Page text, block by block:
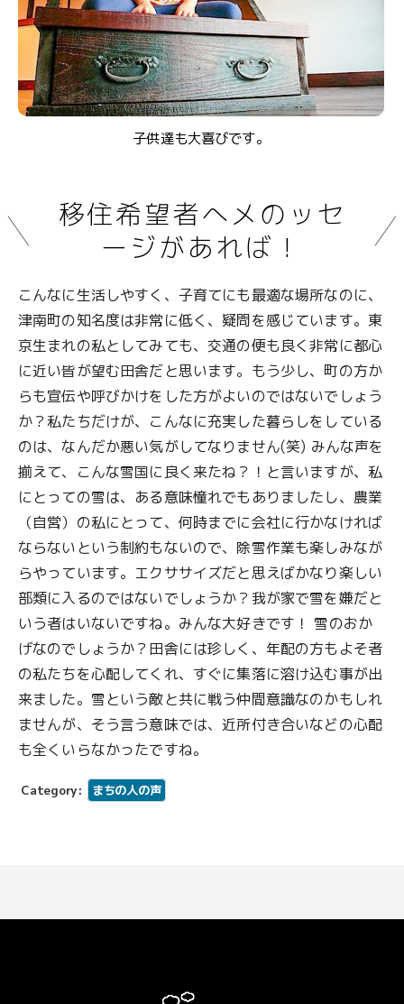
子供達も大喜びです。
移住希望者へメのッセ
ージがあれば！
こんなに生活しやすく、子育てにも最適な場所なのに、
津南町の知名度は非常に低く、疑問を感じています。東
京生まれの私としてみても、交通の便も良く非常に都心
に近い皆が望む田舎だと思います。もう少し、町の方か
らも宣伝や呼びかけをした方がよいのではないでしょう
か？私たちだけが、こんなに充実した暮らしをしている
のは、なんだか悪い気がしてなりません(笑) みんな声を
揃えて、こんな雪国に良く来たね？！と言いますが、私
にとっての雪は、ある意味憧れでもありましたし、農業
（自営）の私にとって、何時までに会社に行かなければ
ならないという制約もないので、除雪作業も楽しみなが
らやっています。エクササイズだと思えばかなり楽しい
部類に入るのではないでしょうか？我が家で雪を嫌だと
いう者はいないですね。みんな大好きです！ 雪のおか
げなのでしょうか？田舎には珍しく、年配の方もよそ者
の私たちを心配してくれ、すぐに集落に溶け込む事が出
来ました。雪という敵と共に戦う仲間意識なのかもしれ
ませんが、そう言う意味では、近所付き合いなどの心配
も全くいらなかったですね。
Category: まちの人の声